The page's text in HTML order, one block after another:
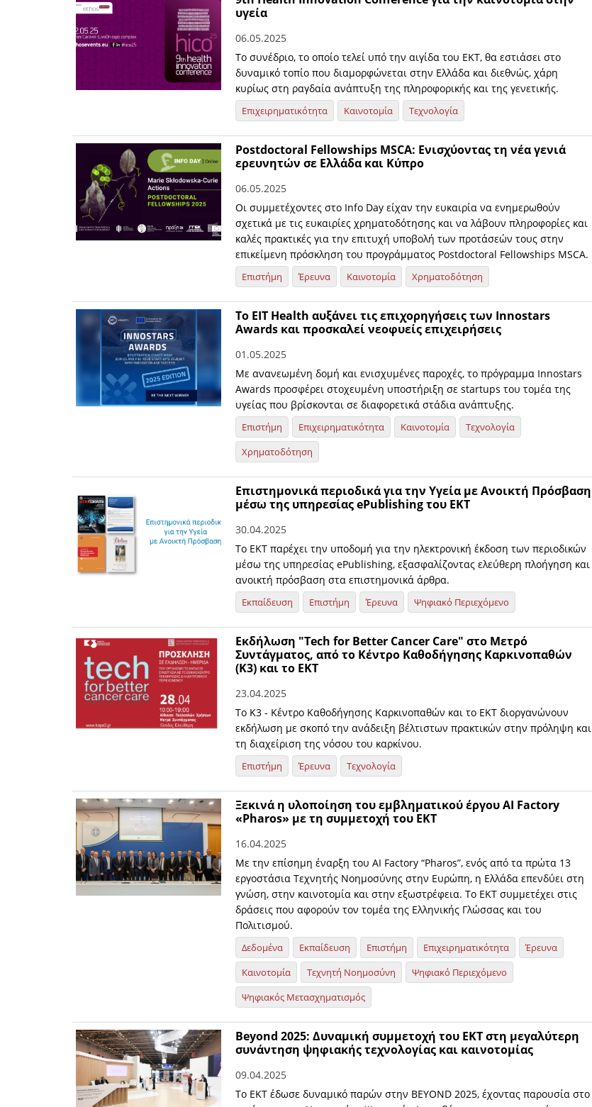
υγεία
06.05.2025
Το συνέδριο, το οποίο τελεί υπό την αιγίδα του ΕΚΤ, θα εστιάσει στο
δυναμικό τοπίο που διαμορφώνεται στην Ελλάδα και διεθνώς, χάρη
κυρίως στη ραγδαία ανάπτυξη της πληροφορικής και της γενετικής.
Επιχειρηματικότητα Καινοτομία Τεχνολογία
Postdoctoral Fellowships MSCA: Ενισχύοντας τη νέα γενιά
ερευνητών σε Ελλάδα και Κύπρο
06.05.2025
Οι συμμετέχοντες στο Info Day είχαν την ευκαιρία να ενημερωθούν
σχετικά με τις ευκαιρίες χρηματοδότησης και να λάβουν πληροφορίες και
καλές πρακτικές για την επιτυχή υποβολή των προτάσεών τους στην
επικείμενη πρόσκληση του προγράμματος Postdoctoral Fellowships MSCA.
Επιστήμη Έρευνα Καινοτομία Χρηματοδότηση
Το EIT Health αυξάνει τις επιχορηγήσεις των Innostars
Awards και προσκαλεί νεοφυείς επιχειρήσεις
01.05.2025
Με ανανεωμένη δομή και ενισχυμένες παροχές, το πρόγραμμα Innostars
Awards προσφέρει στοχευμένη υποστήριξη σε startups του τομέα της
υγείας που βρίσκονται σε διαφορετικά στάδια ανάπτυξης.
Επιστήμη Επιχειρηματικότητα Καινοτομία
Τεχνολογία
Χρηματοδότηση
Επιστημονικά περιοδικά για την Υγεία με Ανοικτή Πρόσβαση
μέσω της υπηρεσίας ePublishing του EKT
30.04.2025
To EKT παρέχει την υποδομή για την ηλεκτρονική έκδοση των περιοδικών
μέσω της υπηρεσίας ePublishing, εξασφαλίζοντας ελεύθερη πλοήγηση και
ανοικτή πρόσβαση στα επιστημονικά άρθρα.
Εκπαίδευση Επιστήμη Έρευνα Ψηφιακό Περιεχόμενο
Εκδήλωση "Tech for Better Cancer Care" στο Μετρό
Συντάγματος, από το Κέντρο Καθοδήγησης Καρκινοπαθών
(K3) και το ΕΚΤ
23.04.2025
Το Κ3 - Κέντρο Καθοδήγησης Καρκινοπαθών και το ΕΚΤ διοργανώνουν
εκδήλωση με σκοπό την ανάδειξη βέλτιστων πρακτικών στην πρόληψη και
τη διαχείριση της νόσου του καρκίνου.
Επιστήμη Έρευνα Τεχνολογία
Ξεκινά η υλοποίηση του εμβληματικού έργου AI Factory
«Pharos» με τη συμμετοχή του ΕΚΤ
16.04.2025
Με την επίσημη έναρξη του AI Factory “Pharos”, ενός από τα πρώτα 13
εργοστάσια Τεχνητής Νοημοσύνης στην Ευρώπη, η Ελλάδα επενδύει στη
γνώση, στην καινοτομία και στην εξωστρέφεια. Το ΕΚΤ συμμετέχει στις
δράσεις που αφορούν τον τομέα της Ελληνικής Γλώσσας και του
Πολιτισμού.
Δεδομένα Εκπαίδευση Επιστήμη Επιχειρηματικότητα
Έρευνα
Καινοτομία
Τεχνητή Νοημοσύνη
Ψηφιακό Περιεχόμενο
Ψηφιακός Μετασχηματισμός
Beyond 2025: Δυναμική συμμετοχή του ΕΚΤ στη μεγαλύτερη
συνάντηση ψηφιακής τεχνολογίας και καινοτομίας
09.04.2025
To EKT έδωσε δυναμικό παρών στην BEYOND 2025, έχοντας παρουσία στο